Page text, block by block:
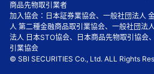
商品先物取引業者
加入協会：日本証券業協会、一般社団法人
人 第二種金融商品取引業協会、一般社団法
法人 日本STO協会、日本商品先物取引協会
引業協会
© SBI SECURITIES Co., Ltd. ALL Rights